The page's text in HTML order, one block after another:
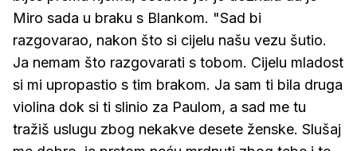
Miro sada u braku s Blankom. "Sad bi
razgovarao, nakon što si cijelu našu vezu šutio.
Ja nemam što razgovarati s tobom. Cijelu mladost
si mi upropastio s tim brakom. Ja sam ti bila druga
violina dok si ti slinio za Paulom, a sad me tu
tražiš uslugu zbog nekakve desete ženske. Slušaj